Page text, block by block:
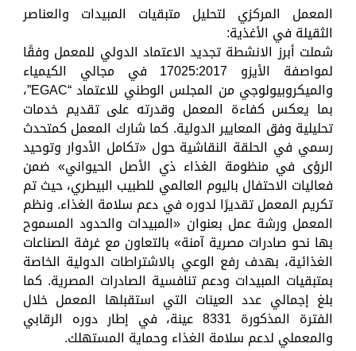
المعمل المركزي لتحليل متبقيات المبيدات والعناصر
الثقيلة في الأغذية:
شملت أبرز الانشطة تجديد الاعتماد الدولي للمعمل وفقًا
لمواصفة الأيزو 17025:2017 في مجالي الكيمياء
والميكروبيولوجي من المجلس الوطني للاعتماد “EGAC”،
بما يعكس كفاءة المعمل وقدرته على تقديم خدمات
تحليلية وفق المعايير الدولية. كما شارك المعمل كمتحدث
رسمي في الحلقة النقاشية حول «تكامل الأدوار وتوحيد
الرؤى في منظومة الغذاء ذي الأصل الحيواني» ضمن
فعاليات الاحتفال باليوم العالمي للطبيب البيطري، حيث تم
تكريم المعمل تقديرًا لدوره في دعم سلامة الغذاء. ونظم
المعمل ورشة عمل بعنوان «المبيدات والحدود المسموح
بها نحو صادرات مصرية آمنة» بالتعاون مع غرفة الصناعات
الغذائية، بهدف رفع الوعي بالاشتراطات الدولية الخاصة
بمتبقيات المبيدات ودعم تنافسية الصادرات المصرية. كما
بلغ إجمالي عدد العينات التي استقبلها المعمل خلال
الفترة المذكورة 8331 عينة، في إطار دوره الرقابي
والمعملي لدعم سلامة الغذاء وحماية المستهلك.